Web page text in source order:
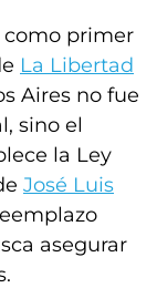
como primer
La Libertad
Aires no fue
sino el
la Ley
José Luis
asegurar